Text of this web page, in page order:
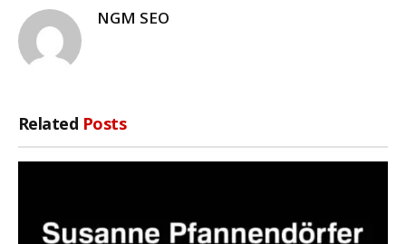
NGM SEO
Related Posts